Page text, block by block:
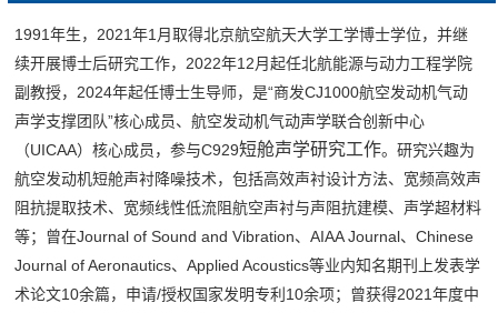
1991年生，2021年1月取得北京航空航天大学工学博士学位，并继
续开展博士后研究工作，2022年12月起任北航能源与动力工程学院
副教授，2024年起任博士生导师，是“商发CJ1000航空发动机气动
声学支撑团队”核心成员、航空发动机气动声学联合创新中心
（UICAA）核心成员，参与C929短舱声学研究工作。研究兴趣为
航空发动机短舱声衬降噪技术，包括高效声衬设计方法、宽频高效声
阻抗提取技术、宽频线性低流阻航空声衬与声阻抗建模、声学超材料
等；曾在Journal of Sound and Vibration、AIAA Journal、Chinese
Journal of Aeronautics、Applied Acoustics等业内知名期刊上发表学
术论文10余篇，申请/授权国家发明专利10余项；曾获得2021年度中